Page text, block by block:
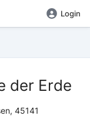
Login
der Erde
45141